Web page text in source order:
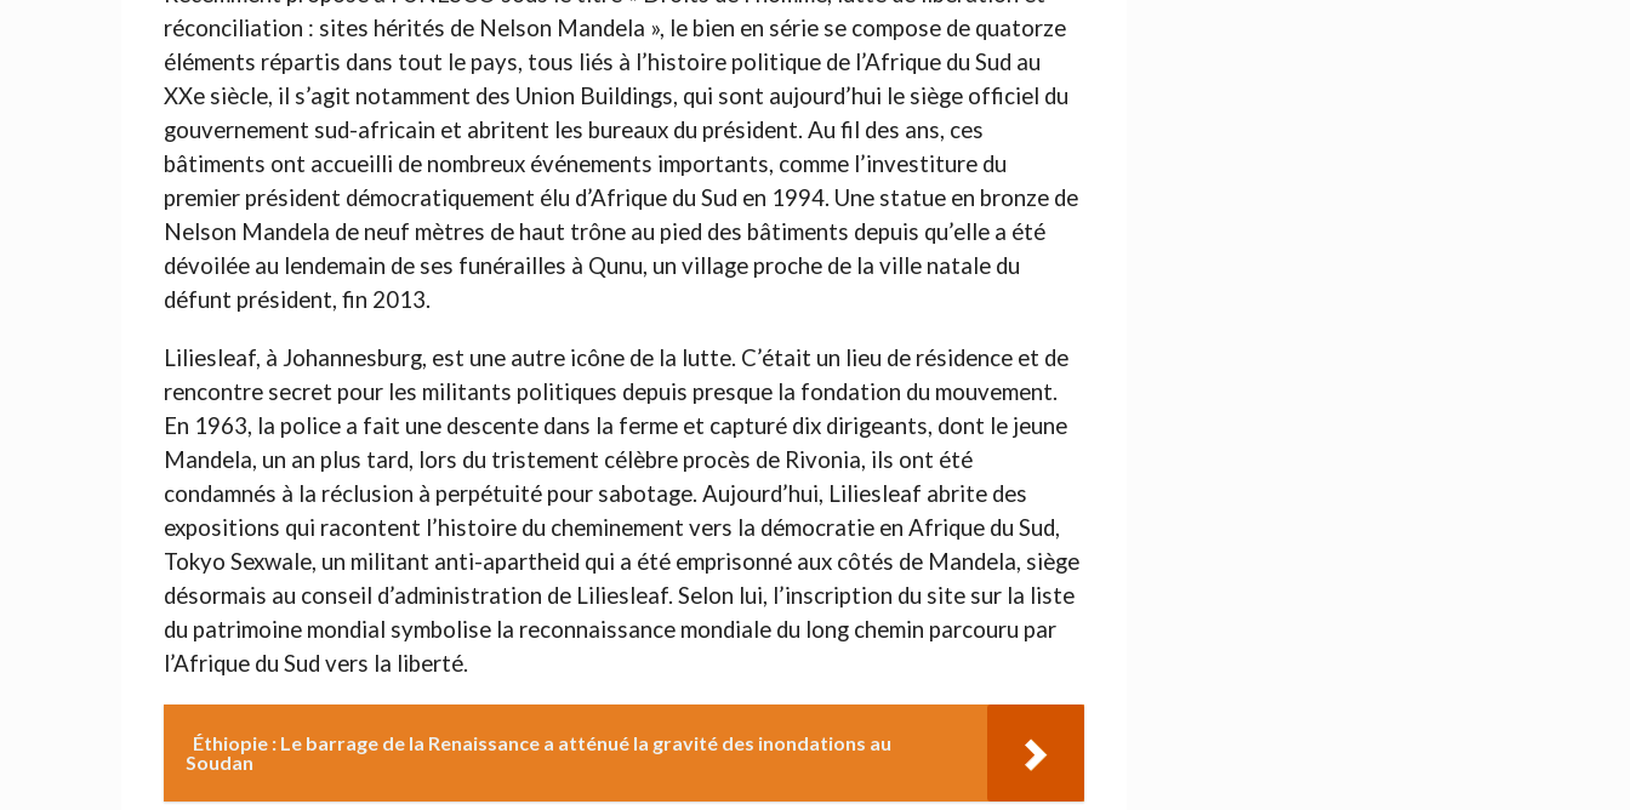
réconciliation : sites hérités de Nelson Mandela », le bien en série se compose de quatorze
éléments répartis dans tout le pays, tous liés à l’histoire politique de l’Afrique du Sud au
XXe siècle, il s’agit notamment des Union Buildings, qui sont aujourd’hui le siège officiel du
gouvernement sud-africain et abritent les bureaux du président. Au fil des ans, ces
bâtiments ont accueilli de nombreux événements importants, comme l’investiture du
premier président démocratiquement élu d’Afrique du Sud en 1994. Une statue en bronze de
Nelson Mandela de neuf mètres de haut trône au pied des bâtiments depuis qu’elle a été
dévoilée au lendemain de ses funérailles à Qunu, un village proche de la ville natale du
défunt président, fin 2013.
Liliesleaf, à Johannesburg, est une autre icône de la lutte. C’était un lieu de résidence et de
rencontre secret pour les militants politiques depuis presque la fondation du mouvement.
En 1963, la police a fait une descente dans la ferme et capturé dix dirigeants, dont le jeune
Mandela, un an plus tard, lors du tristement célèbre procès de Rivonia, ils ont été
condamnés à la réclusion à perpétuité pour sabotage. Aujourd’hui, Liliesleaf abrite des
expositions qui racontent l’histoire du cheminement vers la démocratie en Afrique du Sud,
Tokyo Sexwale, un militant anti-apartheid qui a été emprisonné aux côtés de Mandela, siège
désormais au conseil d’administration de Liliesleaf. Selon lui, l’inscription du site sur la liste
du patrimoine mondial symbolise la reconnaissance mondiale du long chemin parcouru par
l’Afrique du Sud vers la liberté.
Éthiopie : Le barrage de la Renaissance a atténué la gravité des inondations au
Soudan